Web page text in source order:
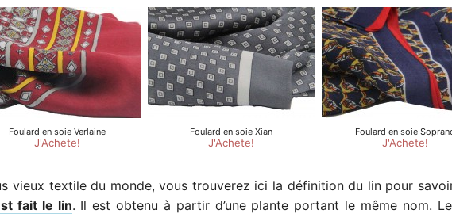
vieux textile du monde, vous trouverez ici la définition du lin pour savoir
fait le lin. Il est obtenu à partir d’une plante portant le même nom.